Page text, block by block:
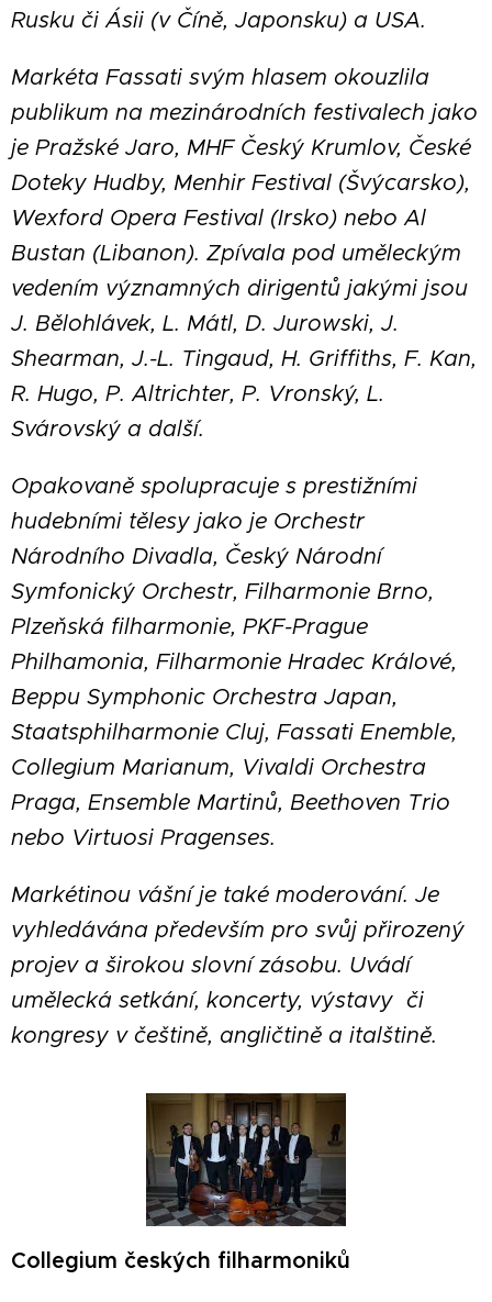
Rusku či Ásii (v Číně, Japonsku) a USA.
Markéta Fassati svým hlasem okouzlila
publikum na mezinárodních festivalech jako
je Pražské Jaro, MHF Český Krumlov, České
Doteky Hudby, Menhir Festival (Švýcarsko),
Wexford Opera Festival (Irsko) nebo Al
Bustan (Libanon). Zpívala pod uměleckým
vedením významných dirigentů jakými jsou
J. Bělohlávek, L. Mátl, D. Jurowski, J.
Shearman, J.-L. Tingaud, H. Griffiths, F. Kan,
R. Hugo, P. Altrichter, P. Vronský, L.
Svárovský a další.
Opakovaně spolupracuje s prestižními
hudebními tělesy jako je Orchestr
Národního Divadla, Český Národní
Symfonický Orchestr, Filharmonie Brno,
Plzeňská filharmonie, PKF-Prague
Philhamonia, Filharmonie Hradec Králové,
Beppu Symphonic Orchestra Japan,
Staatsphilharmonie Cluj, Fassati Enemble,
Collegium Marianum, Vivaldi Orchestra
Praga, Ensemble Martinů, Beethoven Trio
nebo Virtuosi Pragenses.
Markétinou vášní je také moderování. Je
vyhledávána především pro svůj přirozený
projev a širokou slovní zásobu. Uvádí
umělecká setkání, koncerty, výstavy či
kongresy v češtině, angličtině a italštině.
Collegium českých filharmoniků